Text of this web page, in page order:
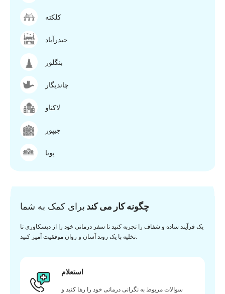
کلکته
حیدرآباد
بنگلور
چاندیگار
لاکناو
جیپور
پونا
چگونه کار می کند برای کمک به شما
یک فرآیند ساده و شفاف را تجربه کنید تا سفر درمانی خود را از دیسکاوری تا
تخلیه با یک روند آسان و روان موفقیت آمیز کنید.
استعلام
سوالات مربوط به نگرانی درمانی خود را رها کنید و